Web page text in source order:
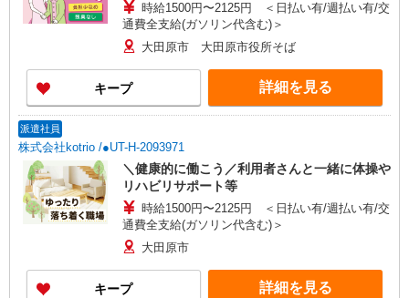
時給1500円〜2125円 ＜日払い有/週払い有/交
通費全支給(ガソリン代含む)＞
大田原市 大田原市役所そば
キープ 詳細を見る
派遣社員
株式会社kotrio /●UT-H-2093971
＼健康的に働こう／利用者さんと一緒に体操や
リハビリサポート等
時給1500円〜2125円 ＜日払い有/週払い有/交
通費全支給(ガソリン代含む)＞
大田原市
キープ 詳細を見る